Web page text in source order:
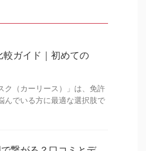
較ガイド｜初めての
ク（カーリース）」は、免許
んでいる方に最適な選択肢で